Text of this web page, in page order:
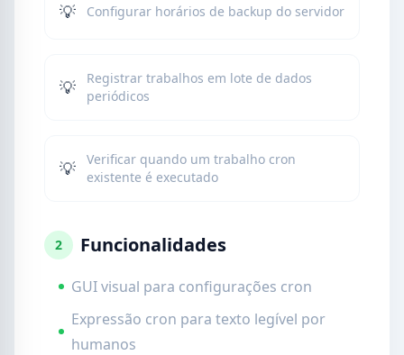
💡 Configurar horários de backup do servidor
💡
Registrar trabalhos em lote de dados
periódicos
💡
Verificar quando um trabalho cron
existente é executado
2 Funcionalidades
GUI visual para configurações cron
Expressão cron para texto legível por
humanos